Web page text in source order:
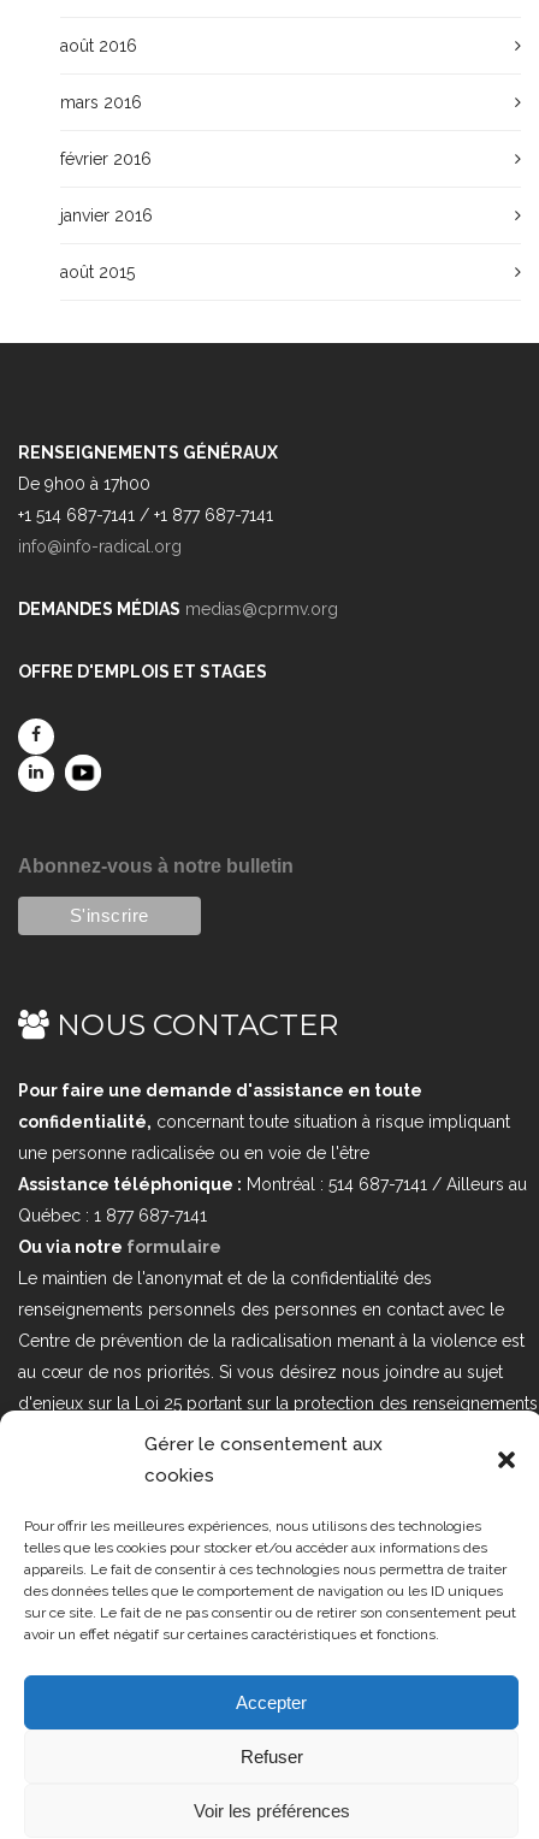
Gérer le consentement aux
cookies
Pour offrir les meilleures expériences, nous utilisons des technologies
telles que les cookies pour stocker et/ou accéder aux informations des
appareils. Le fait de consentir à ces technologies nous permettra de traiter
des données telles que le comportement de navigation ou les ID uniques
sur ce site. Le fait de ne pas consentir ou de retirer son consentement peut
avoir un effet négatif sur certaines caractéristiques et fonctions.
Accepter
Refuser
Voir les préférences
août 2016
mars 2016
février 2016
janvier 2016
août 2015
RENSEIGNEMENTS GÉNÉRAUX
De 9h00 à 17h00
+1 514 687-7141 / +1 877 687-7141
info@info-radical.org
DEMANDES MÉDIAS medias@cprmv.org
OFFRE D'EMPLOIS ET STAGES
Abonnez-vous à notre bulletin
NOUS CONTACTER
Pour faire une demande d'assistance en toute
confidentialité, concernant toute situation à risque impliquant
une personne radicalisée ou en voie de l'être
Assistance téléphonique : Montréal : 514 687-7141 / Ailleurs au
Québec : 1 877 687-7141
Ou via notre formulaire
Le maintien de l'anonymat et de la confidentialité des
renseignements personnels des personnes en contact avec le
Centre de prévention de la radicalisation menant à la violence est
au cœur de nos priorités. Si vous désirez nous joindre au sujet
d'enjeux sur la Loi 25 portant sur la protection des renseignements
personnels dans le secteur privé, veuillez communiquer avec
nous à l'adresse courriel suivant : loi25@cprmv.org Pour en savoir
Tous droits réservés @2019 CPRMV
| Centre de prévention de la
radicalisation menant à la violence
(CPRMV)